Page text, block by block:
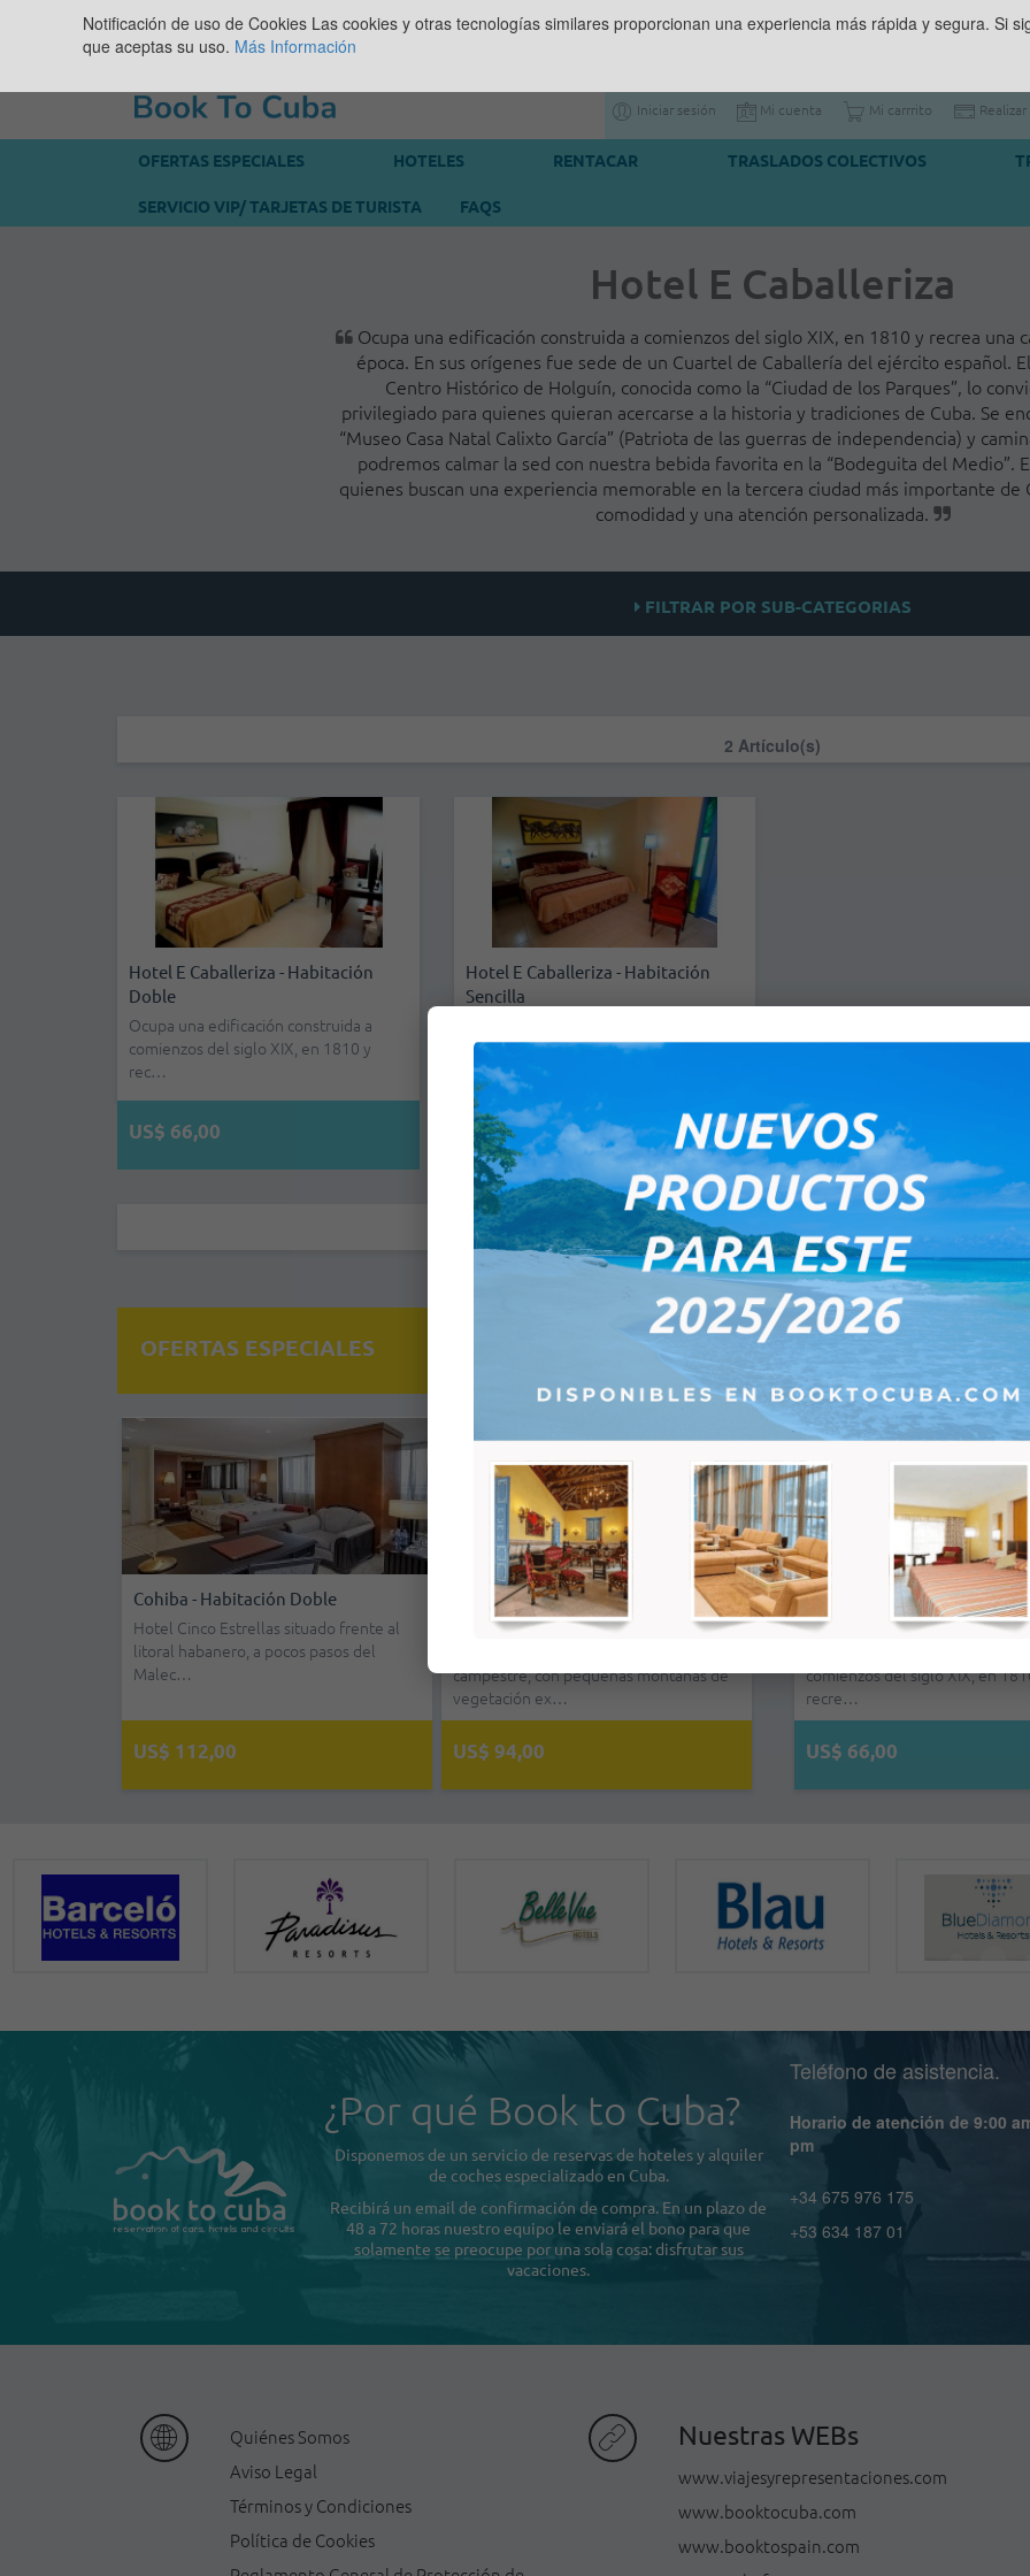
Iniciar sesión Mi cuenta Mi carrrito
OFERTAS ESPECIALES HOTELES RENTACAR TRASLADOS COLECTIVOS
SERVICIO VIP/ TARJETAS DE TURISTA FAQS
Hotel E Caballeriza
Ocupa una edificación construida a comienzos del siglo XIX, en 1810 y recrea una
época. En sus orígenes fue sede de un Cuartel de Caballería del ejército español.
Centro Histórico de Holguín, conocida como la “Ciudad de los Parques”, lo
privilegiado para quienes quieran acercarse a la historia y tradiciones de Cuba. Se
“Museo Casa Natal Calixto García” (Patriota de las guerras de independencia) y
podremos calmar la sed con nuestra bebida favorita en la “Bodeguita del Medio”.
quienes buscan una experiencia memorable en la tercera ciudad más importante de
comodidad y una atención personalizada.
FILTRAR POR SUB-CATEGORIAS
2 Artículo(s)
Hotel E Caballeriza - Habitación
Doble
Ocupa una edificación construida a
comienzos del siglo XIX, en 1810 y
rec…
US$ 66,00
Hotel E Caballeriza - Habitación
Sencilla
comienzos del siglo XIX, en 1810 y
rec…
US$ 45,00
2 Artículo(s)
OFERTAS ESPECIALES
Cohiba - Habitación Doble
Hotel Cinco Estrellas situado frente al
litoral habanero, a pocos pasos del
Malec…
US$ 112,00
Jibacoa - Habitación Doble - Todo
Incluido
campestre, con pequeñas montañas de
vegetación ex…
US$ 94,00
Family Resort Varadero -
Doble - Todo Incluido
Cuba para unas vacaciones
el Cari…
US$ 110,00
PRODUCTOS
Hotel E Caballeriza -
Doble
comienzos del siglo XIX, en
recre…
US$ 66,00
¿Por qué Book to Cuba?
Disponemos de un servicio de reservas de hoteles y alquiler
de coches especializado en Cuba.
Recibirá un email de confirmación de compra. En un plazo de
48 a 72 horas nuestro equipo le enviará el bono para que
solamente se preocupe por una sola cosa: disfrutar sus
vacaciones.
Teléfono de asistencia.
Horario de atención de 9:00
pm
+34 675 976 175
+53 634 187 01
Quiénes Somos
Aviso Legal
Términos y Condiciones
Política de Cookies
Nuestras WEBs
www.viajesyrepresentaciones.com
www.booktocuba.com
www.booktospain.com
Notificación de uso de Cookies Las cookies y otras tecnologías similares proporcionan una experiencia más rápida y segura. Si
que aceptas su uso. Más Información